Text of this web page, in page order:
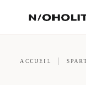
ACCUEIL